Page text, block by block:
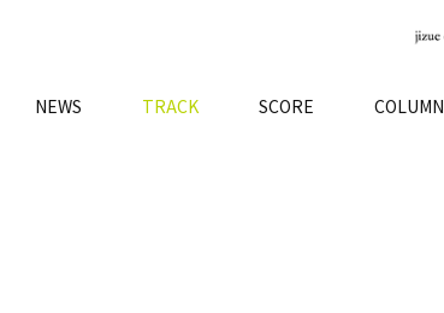
NEWS TRACK SCORE COLUMN